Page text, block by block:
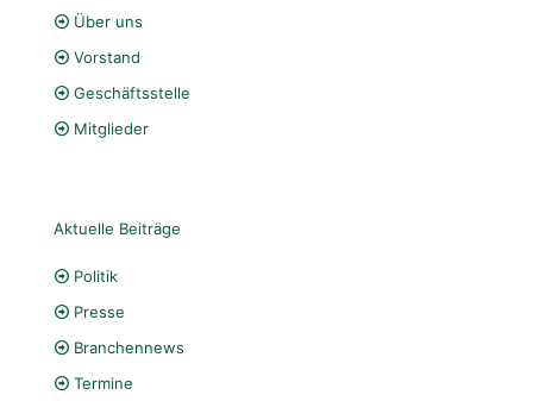
Über uns
Vorstand
Geschäftsstelle
Mitglieder
Aktuelle Beiträge
Politik
Presse
Branchennews
Termine